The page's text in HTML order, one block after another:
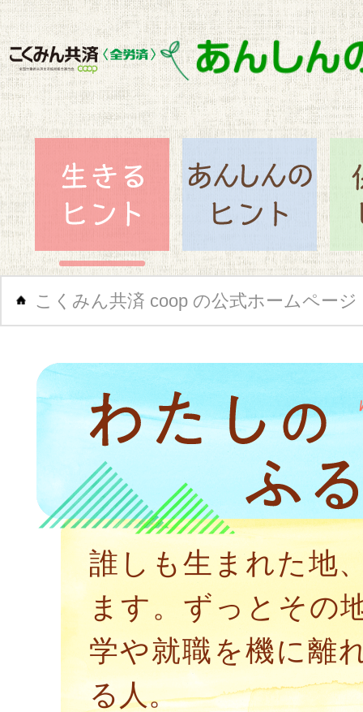
閉
生きるヒントあ
こくみん共済 coop の公式ホームページ
誰しも生まれた地
ます。ずっとその
学や就職を機に離
る人。